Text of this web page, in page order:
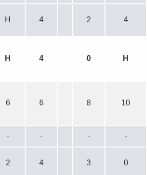
H 4 2 4
H 4 0 H
6 6 8 10
- - - -
2 4 3 0